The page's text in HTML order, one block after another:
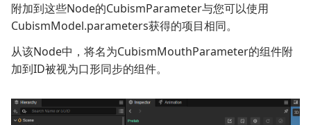
附加到这些Node的CubismParameter与您可以使用
CubismModel.parameters获得的项目相同。
从该Node中，将名为CubismMouthParameter的组件附
加到ID被视为口形同步的组件。